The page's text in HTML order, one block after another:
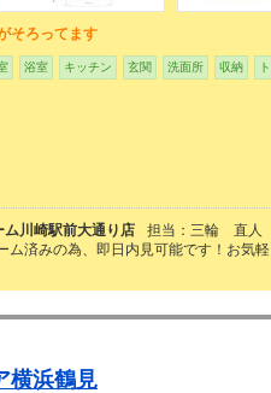
そろってます
浴室 キッチン 玄関 洗面所 収納
ム川崎駅前大通り店
担当：三輪 直人
ム済みの為、即日内見可能です！お気
横浜鶴見